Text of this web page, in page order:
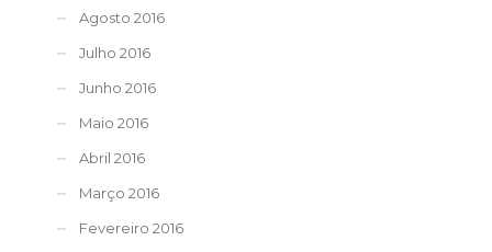
Agosto 2016
Julho 2016
Junho 2016
Maio 2016
Abril 2016
Março 2016
Fevereiro 2016